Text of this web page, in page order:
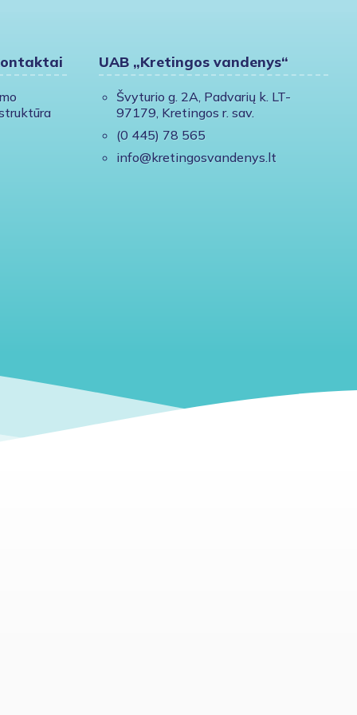
UAB „Kretingos vandenys“
Švyturio g. 2A, Padvarių k. LT-
97179, Kretingos r. sav.
(0 445) 78 565
info@kretingosvandenys.lt